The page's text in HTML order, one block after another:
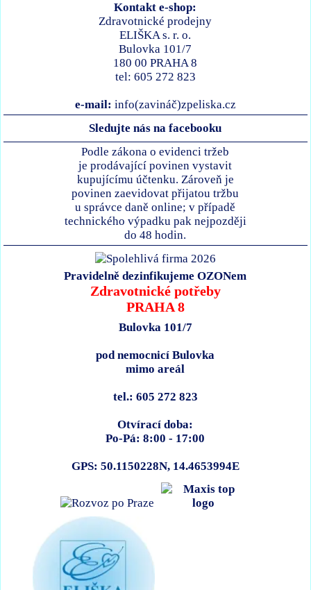
Kontakt e-shop:
Zdravotnické prodejny
ELIŠKA s. r. o.
Bulovka 101/7
180 00 PRAHA 8
tel: 605 272 823
e-mail: info(zavináč)zpeliska.cz
Sledujte nás na facebooku
Podle zákona o evidenci tržeb
je prodávající povinen vystavit
kupujícímu účtenku. Zároveň je
povinen zaevidovat přijatou tržbu
u správce daně online; v případě
technického výpadku pak nejpozději
do 48 hodin.
Pravidelně dezinfikujeme OZONem
Zdravotnické potřeby
PRAHA 8
Bulovka 101/7
pod nemocnicí Bulovka
mimo areál
tel.: 605 272 823
Otvírací doba:
Po-Pá: 8:00 - 17:00
GPS: 50.1150228N, 14.4653994E